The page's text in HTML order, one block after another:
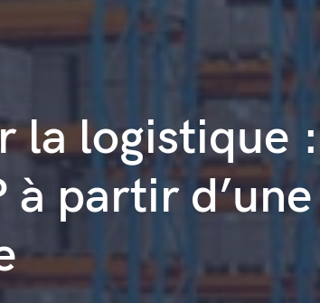
la logistique :
à partir d’une